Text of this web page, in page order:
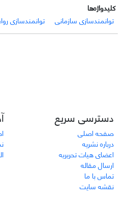
کلیدواژه‌ها
توانمندسازی سازمانی
توانمندسازی
دسترسی سریع
صفحه اصلی
درباره نشریه
اعضای هیات تحریریه
ارسال مقاله
تماس با ما
نقشه سایت